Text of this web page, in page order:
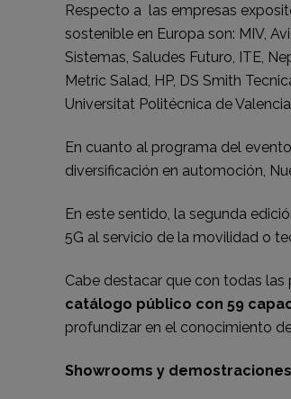
Respecto a las empresas
sostenible en Europa son: MIV,
Sistemas, Saludes Futuro, ITE,
Metric Salad, HP, DS Smith
Universitat Politécnica de
En cuanto al programa del
diversificación en automoción,
En este sentido, la segunda
5G al servicio de la movilidad o
Cabe destacar que con todas
catálogo público con 59
profundizar en el conocimiento
Showrooms y